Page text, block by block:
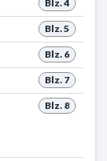
Blz. 4
Blz. 5
Blz. 6
Blz. 7
Blz. 8